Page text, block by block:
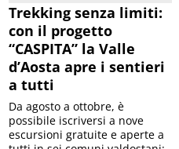
Trekking senza limiti:
con il progetto
“CASPITA” la Valle
d’Aosta apre i sentieri
a tutti
Da agosto a ottobre, è
possibile iscriversi a nove
escursioni gratuite e aperte a